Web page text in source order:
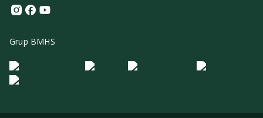
Instagram
Facebook
Youtube
Grup BMHS
Logo Morula IFV Logo ER
Logo Diagnos
Logo IRSI